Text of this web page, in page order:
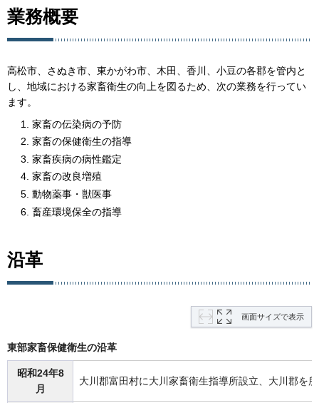
業務概要
高松市、さぬき市、東かがわ市、木田、香川、小豆の各郡を管内と
し、地域における家畜衛生の向上を図るため、次の業務を行ってい
ます。
家畜の伝染病の予防
家畜の保健衛生の指導
家畜疾病の病性鑑定
家畜の改良増殖
動物薬事・獣医事
畜産環境保全の指導
沿革
画面サイズで表示
東部家畜保健衛生の沿革
昭和24年8
月
大川郡富田村に大川家畜衛生指導所設立、大川郡を